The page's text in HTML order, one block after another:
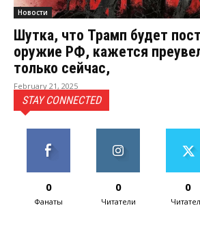
Новости
Шутка, что Трамп будет
оружие РФ, кажется
только сейчас,
February 21, 2025
STAY CONNECTED
0
Фанаты
0
Читатели
0